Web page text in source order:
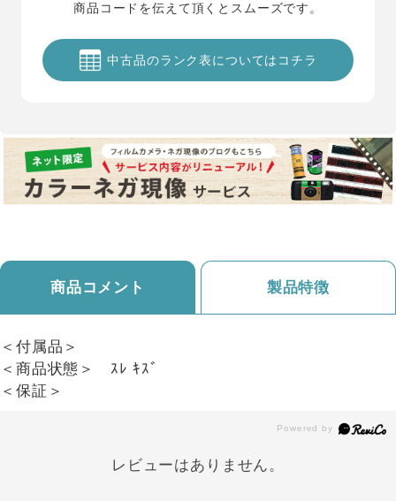
商品コードを伝えて頂くとスムーズです。
中古品のランク表についてはコチラ
商品コメント 製品特徴
＜付属品＞
＜商品状態＞ ｽﾚ ｷｽﾞ
＜保証＞
レビューはありません。